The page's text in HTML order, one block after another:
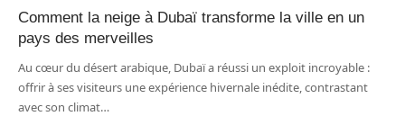
Comment la neige à Dubaï transforme la ville en un
pays des merveilles
Au cœur du désert arabique, Dubaï a réussi un exploit incroyable :
offrir à ses visiteurs une expérience hivernale inédite, contrastant
avec son climat…